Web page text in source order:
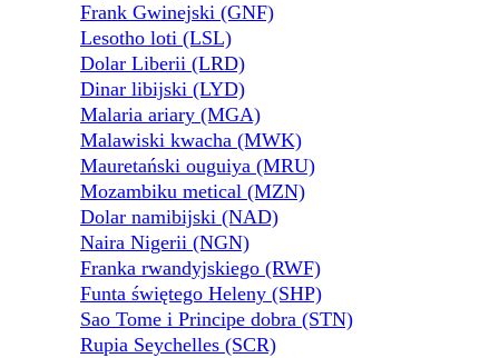
Frank Gwinejski (GNF)
Lesotho loti (LSL)
Dolar Liberii (LRD)
Dinar libijski (LYD)
Malaria ariary (MGA)
Malawiski kwacha (MWK)
Mauretański ouguiya (MRU)
Mozambiku metical (MZN)
Dolar namibijski (NAD)
Naira Nigerii (NGN)
Franka rwandyjskiego (RWF)
Funta świętego Heleny (SHP)
Sao Tome i Principe dobra (STN)
Rupia Seychelles (SCR)